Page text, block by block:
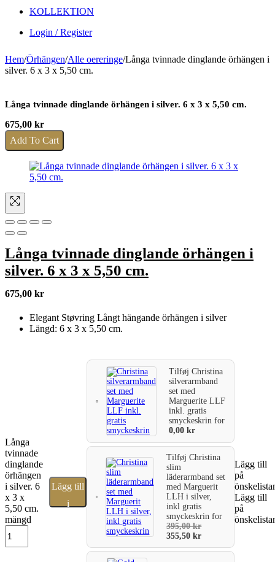
KOLLEKTION
Login / Register
Hem/Örhängen/Alle oereringe/Långa tvinnade dinglande örhängen i
silver. 6 x 3 x 5,50 cm.
Långa tvinnade dinglande örhängen i silver. 6 x 3 x 5,50 cm.
675,00 kr
Add To Cart
Långa tvinnade dinglande örhängen i
silver. 6 x 3 x 5,50 cm.
675,00 kr
Elegant Støvring Långt hängande örhängen i silver
Längd: 6 x 3 x 5,50 cm.
Långa
tvinnade
dinglande
örhängen
i silver. 6
x 3 x
5,50 cm.
mängd
Lägg till
i
TilføjChristina
silverarmband
set med
Marguerite LLF
inkl. gratis
smyckeskrinfor
0,00kr
TilføjChristina
slim
läderarmband set
med Marguerit
LLH i silver,
inkl gratis
smyckeskrinfor
395,00kr
355,50kr
Lägg till
på
Lägg till
på